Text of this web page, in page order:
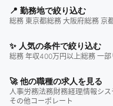
📍 勤務地で絞り込む
総務 東京都総務 大阪府総務 京
✨ 人気の条件で絞り込む
総務 年収400万円以上総務 一
🚀 他の職種の求人を見る
人事労務法務財務経理情報シス
その他コーポレート